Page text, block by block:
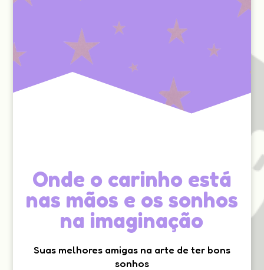
Onde o carinho está
nas mãos e os sonhos
na imaginação
Suas melhores amigas na arte de ter bons
sonhos